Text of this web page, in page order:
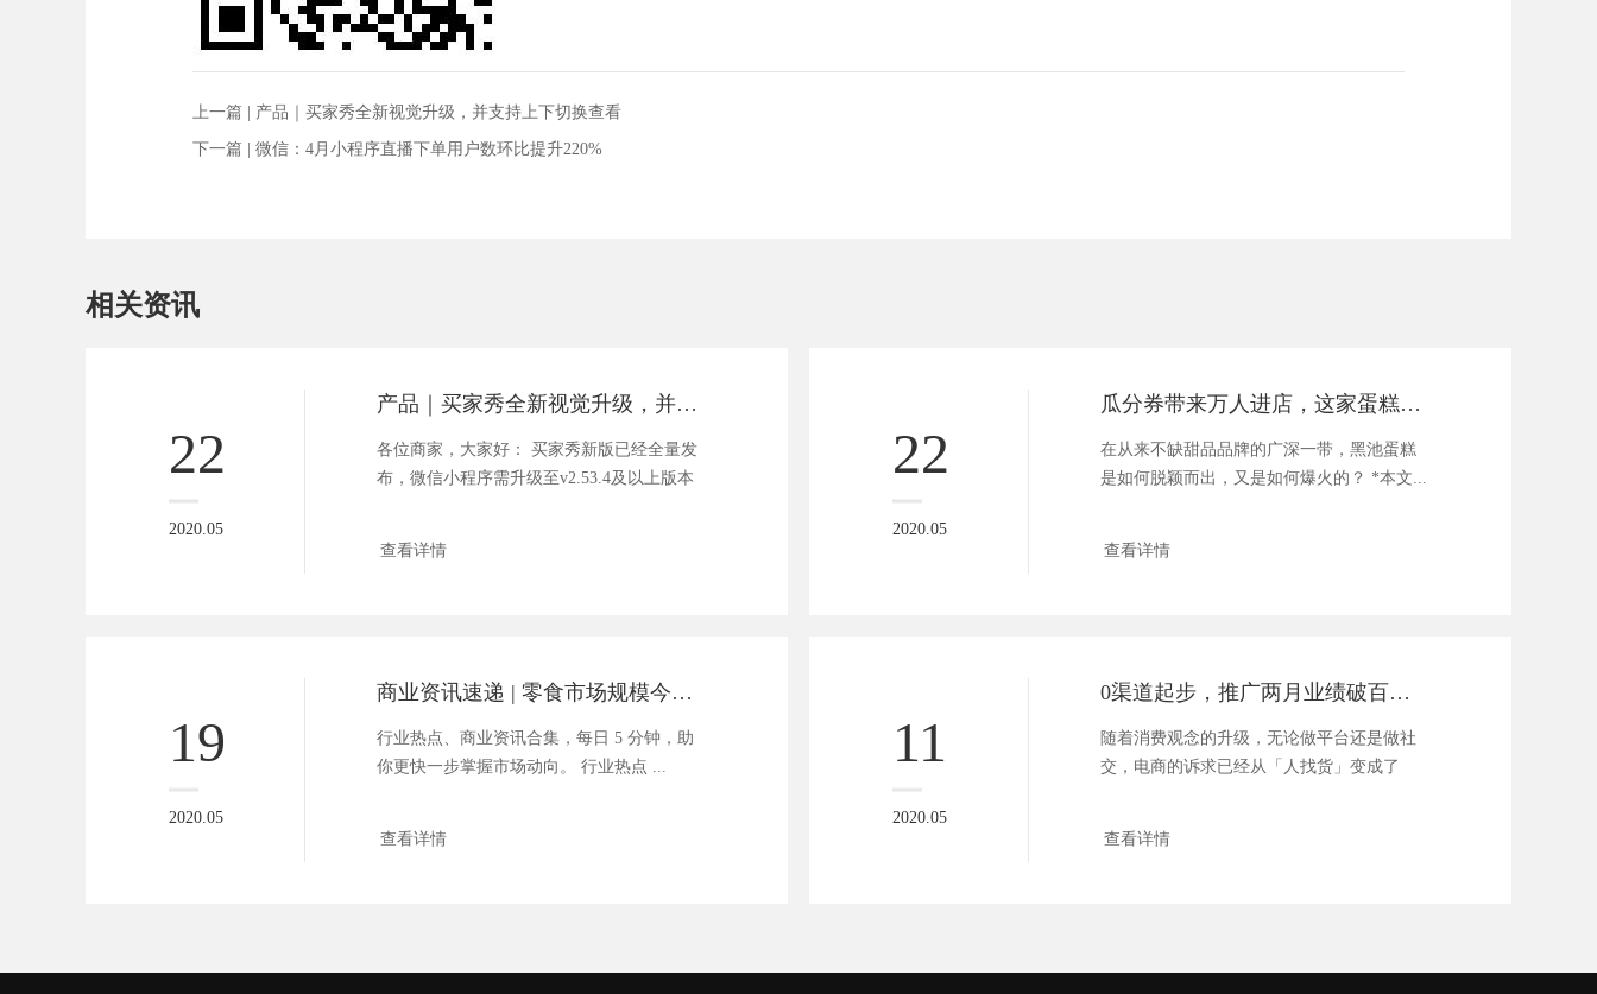
上一篇 | 产品｜买家秀全新视觉升级，并支持上下切换查看
下一篇 | 微信：4月小程序直播下单用户数环比提升220%
相关资讯
22
2020.05
产品｜买家秀全新视觉升级，并支持上下切换查看
各位商家，大家好： 买家秀新版已经全量发
布，微信小程序需升级至v2.53.4及以上版本
查看详情
22
2020.05
瓜分券带来万人进店，这家蛋糕品牌霸屏社交圈，三招必学
在从来不缺甜品品牌的广深一带，黑池蛋糕
是如何脱颖而出，又是如何爆火的？ *本文...
查看详情
19
2020.05
商业资讯速递 | 零食市场规模今年有望破 6000 亿
行业热点、商业资讯合集，每日 5 分钟，助
你更快一步掌握市场动向。 行业热点 ...
查看详情
11
2020.05
0渠道起步，推广两月业绩破百万，如今带着数万群主分销卖货！
随着消费观念的升级，无论做平台还是做社
交，电商的诉求已经从「人找货」变成了
查看详情